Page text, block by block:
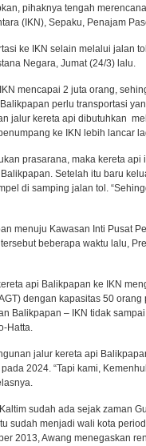
pihaknya tengah
(IKN), Sepaku, Penajam
ke IKN selain melalui jalan
Negara, Jumat (24/3) lalu.
mencapai 2 juta orang,
perlu transportasi
jalur kereta api dibutuhkan
ke IKN lebih lancar
prasarana, maka kereta
Setelah itu baru
di samping jalan tol.
menuju Kawasan Inti Pusat
beberapa waktu lalu,
api Balikpapan ke IKN
dengan kapasitas 50 orang
Balikpapan – IKN tidak
Hatta.
jalur kereta api
2024. “Tapi kami,
sudah ada sejak zaman
sudah menjadi wali kota
2013, Awang menegaskan